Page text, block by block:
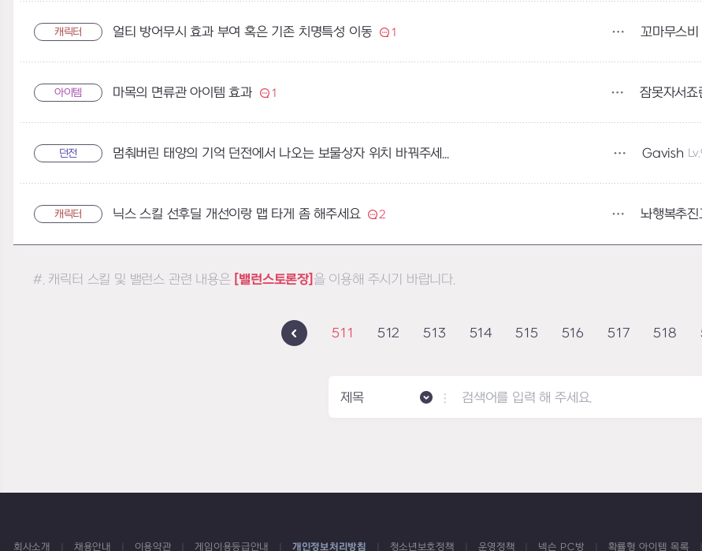
캐릭터 얼티 방어무시 효과 부여 혹은 기존 치명특성 이동 1 꼬마무스비
아이템 마목의 면류관 아이템 효과 1 잠못자서죠
던전 멈춰버린 태양의 기억 던전에서 나오는 보물상자 위치 바꿔주세요 Gavish
캐릭터 닉스 스킬 선후딜 개선이랑 맵 타게 좀 해주세요 2 놔행복추진
#. 캐릭터 스킬 및 밸런스 관련 내용은 [밸런스토론장] 을 이용해 주시기 바랍니다.
511 512 513 514 515 516 517 518
제목
회사소개 채용안내 이용약관 게임이용등급안내 개인정보처리방침 청소년보호정책 운영정책 넥슨 PC방 확률형 아이템 목록